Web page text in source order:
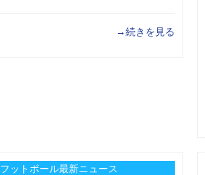
→続きを見る
フットボール最新ニュース